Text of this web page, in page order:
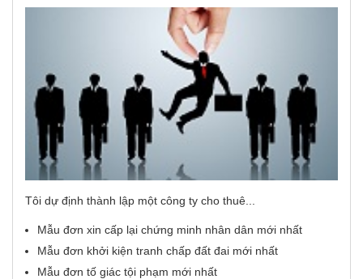
Tôi dự định thành lập một công ty cho thuê...
Mẫu đơn xin cấp lại chứng minh nhân dân mới nhất
Mẫu đơn khởi kiện tranh chấp đất đai mới nhất
Mẫu đơn tố giác tội phạm mới nhất